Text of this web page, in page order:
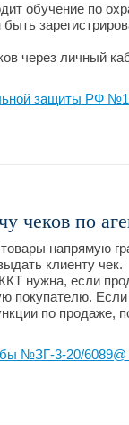
обучение по
через личный
защиты РФ
чеков по
напрямую
клиенту чек.
нужна, если
покупателю. Если
по продаже,
№ЗГ-3-20/6089@